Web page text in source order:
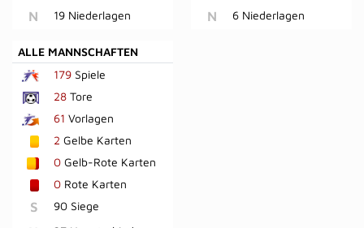
N 19 Niederlagen N 6 Niederlagen
ALLE MANNSCHAFTEN
179 Spiele
28 Tore
61 Vorlagen
2 Gelbe Karten
0 Gelb-Rote Karten
0 Rote Karten
S 90 Siege